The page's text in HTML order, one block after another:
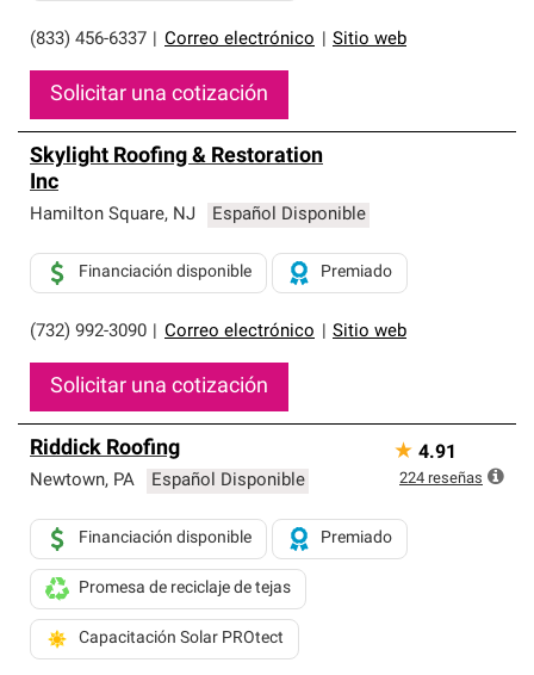
(833) 456-6337 Correo electrónico Sitio web
Solicitar una cotización
Skylight Roofing & Restoration
Inc
Hamilton Square, NJ Español Disponible
(732) 992-3090 Correo electrónico Sitio web
Financiación disponible Premiado
Solicitar una cotización
Riddick Roofing
Newtown, PA Español Disponible
Financiación disponible Premiado
Promesa de reciclaje de tejas
Capacitación Solar PROtect
★ 4.91
224 reseñas